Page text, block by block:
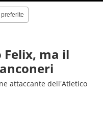
preferite
Felix, ma il
attaccante dell'Atletico